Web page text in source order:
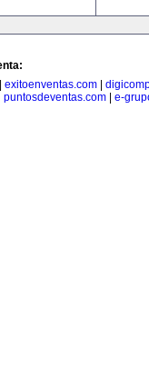
exitoenventas.com
puntosdeventas.com| e-